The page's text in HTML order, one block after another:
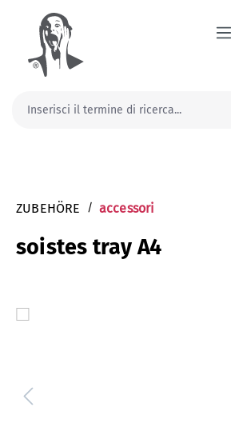
principale
ZUBEHÖRE / accessori
soistes tray A4